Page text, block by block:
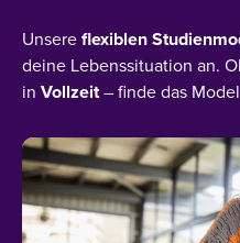
Unsere flexiblen
deine Lebenssituation an.
in Vollzeit– finde das